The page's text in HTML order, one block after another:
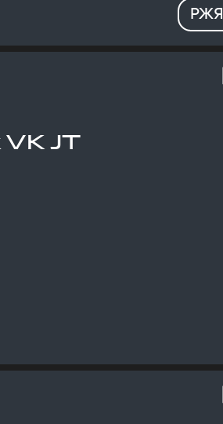
РЖЯ
JT